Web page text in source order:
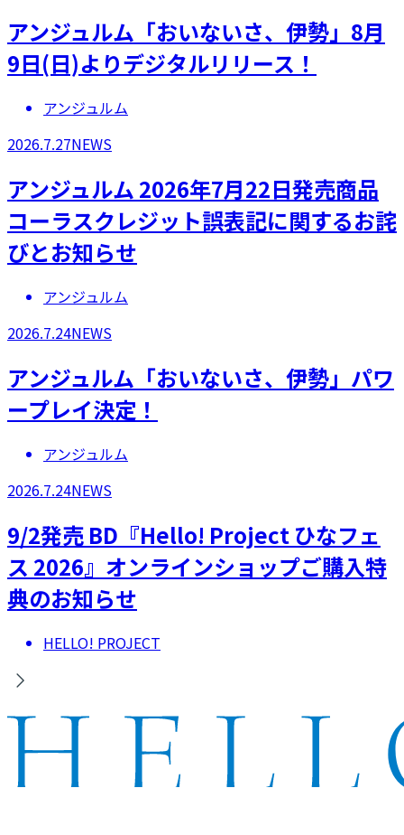
アンジュルム「おいないさ、伊勢」8月
9日(日)よりデジタルリリース！
アンジュルム
2026.7.27NEWS
アンジュルム 2026年7月22日発売商品
コーラスクレジット誤表記に関するお詫
びとお知らせ
アンジュルム
2026.7.24NEWS
アンジュルム「おいないさ、伊勢」パワ
ープレイ決定！
アンジュルム
2026.7.24NEWS
9/2発売 BD『Hello! Project ひなフェ
ス 2026』オンラインショップご購入特
典のお知らせ
HELLO! PROJECT